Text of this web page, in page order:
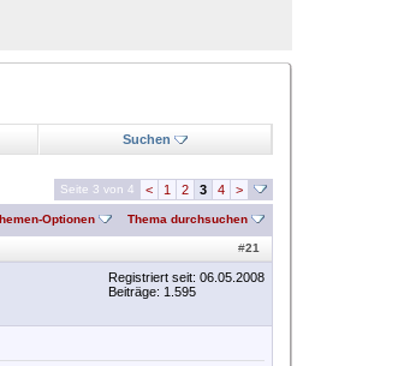
Suchen
Seite 3 von 4 < 1 2 3 4 >
Optionen Thema durchsuchen
#21
Registriert seit: 06.05.2008
Beiträge: 1.595